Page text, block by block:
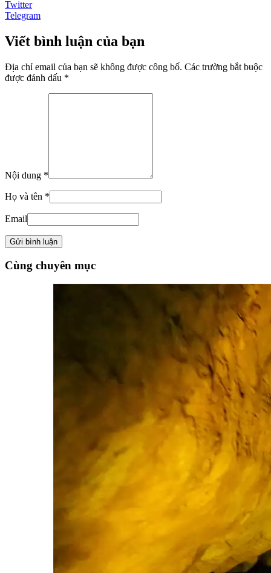
Twitter
Telegram
Viết bình luận của bạn
Địa chỉ email của bạn sẽ không được công bố. Các trường bắt buộc
được đánh dấu *
Nội dung *
Họ và tên *
Email
Cùng chuyên mục